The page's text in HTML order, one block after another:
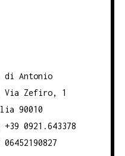
di Antonio
Via Zefiro, 1
90010
0921.643378